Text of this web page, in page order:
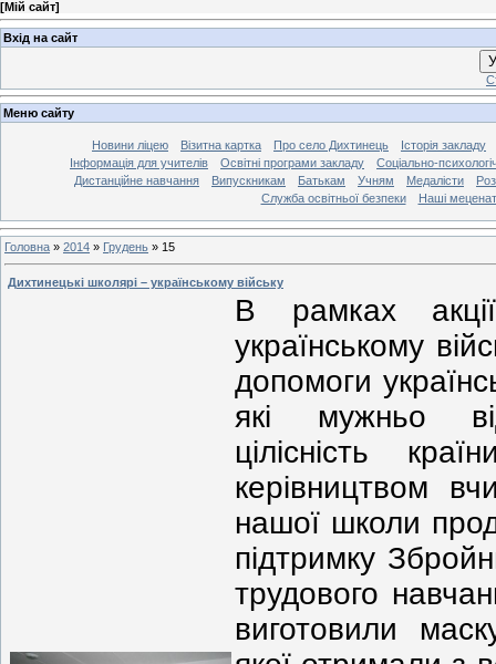
[Мій сайт]
Вхід на сайт
Меню сайту
Новини ліцею Візитна картка Про село Дихтинець
Історія закладу
Інформація для учителів
Освітні програми закладу
Соціально-
Дистанційне навчання
Випускникам Батькам Учням Медалісти
Служба освітньої безпеки
Наші
Головна » 2014 » Грудень » 15
Дихтинецькі школярі – українському війську
В рамках
українському
допомоги
які мужньо
цілісність
керівництвом
нашої школи
підтримку
трудового
виготовили